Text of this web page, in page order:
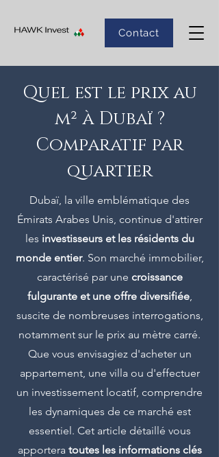
Contact
Quel est le prix au
m² à Dubaï ?
Comparatif par
quartier
Dubaï, la ville emblématique des
Émirats Arabes Unis, continue d'attirer
les investisseurs et les résidents du
monde entier. Son marché immobilier,
caractérisé par une croissance
fulgurante et une offre diversifiée,
suscite de nombreuses interrogations,
notamment sur le prix au mètre carré.
Que vous envisagiez d'acheter un
appartement, une villa ou d'effectuer
un investissement locatif, comprendre
les dynamiques de ce marché est
essentiel. Cet article détaillé vous
apportera toutes les informations clés